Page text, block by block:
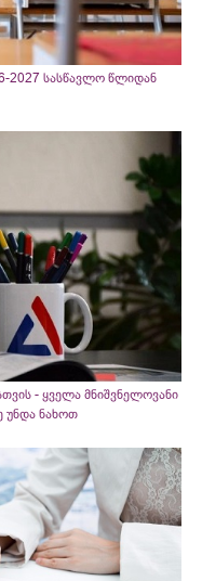
2027 სასწავლო წლიდან
- ყველა მნიშვნელოვანი
უნდა ნახოთ